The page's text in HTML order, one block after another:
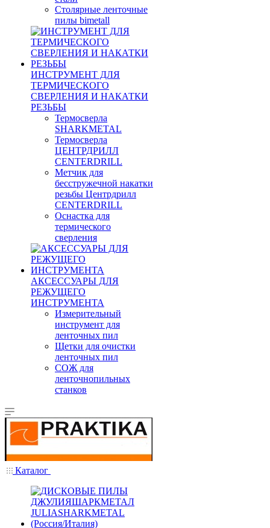
Столярные ленточные
пилы bimetall
ИНСТРУМЕНТ ДЛЯ
ТЕРМИЧЕСКОГО
СВЕРЛЕНИЯ И НАКАТКИ
РЕЗЬБЫ
Термосверла
SHARKMETAL
Термосверла
ЦЕНТРДРИЛЛ
CENTERDRILL
Метчик для
бесстружечной накатки
резьбы Центрдрилл
CENTERDRILL
Оснастка для
термического
сверления
АКСЕССУАРЫ ДЛЯ
РЕЖУЩЕГО
ИНСТРУМЕНТА
Измерительный
инструмент для
ленточных пил
Щетки для очистки
ленточных пил
СОЖ для
ленточнопильных
станков
Каталог